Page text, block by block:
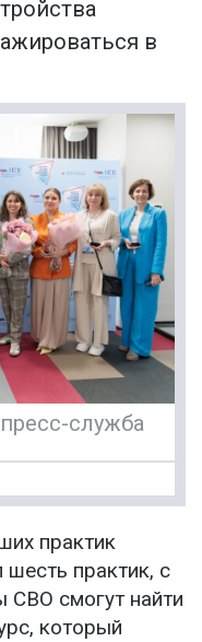
в
служба
практик
практик, с
смогут найти
который